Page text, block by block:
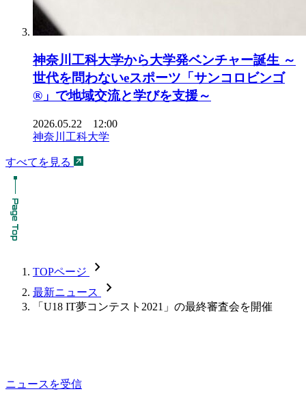
神奈川工科大学から大学発ベンチャー誕生 ～
世代を問わないeスポーツ「サンコロビンゴ
®」で地域交流と学びを支援～
2026.05.22 12:00
神奈川工科大学
すべてを見る
TOPページ chevron_forward
最新ニュース chevron_forward
「U18 IT夢コンテスト2021」の最終審査会を開催
ニュースを受信